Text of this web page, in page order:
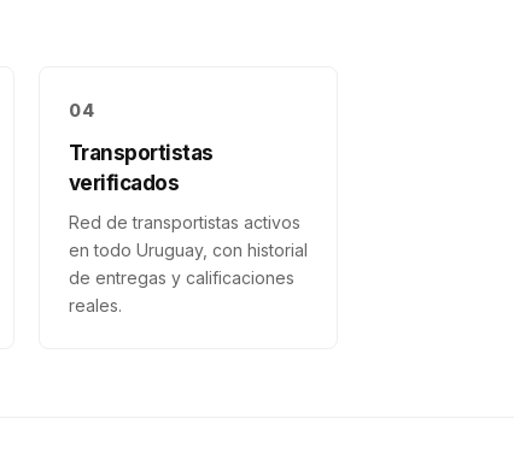
04
Transportistas
verificados
Red de transportistas activos
en todo Uruguay, con historial
de entregas y calificaciones
reales.